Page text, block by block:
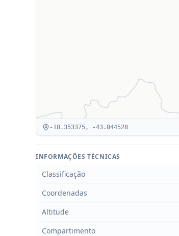
-18.353375, -43.844528
INFORMAÇÕES TÉCNICAS
Classificação
Coordenadas
Altitude
Compartimento